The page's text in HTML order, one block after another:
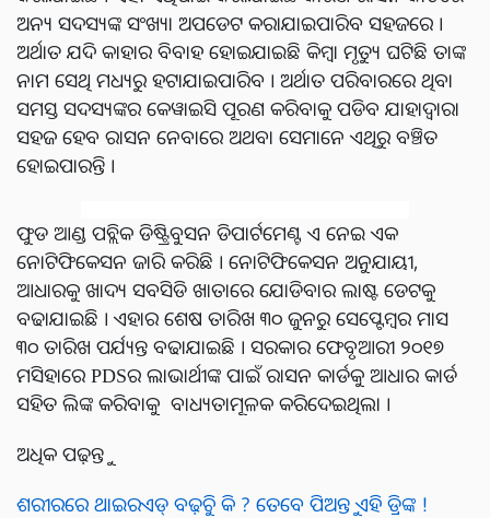
ଅନ୍ୟ ସଦସ୍ୟଙ୍କ ସଂଖ୍ୟା ଅପଡେଟ କରାଯାଇପାରିବ ସହଜରେ ।
ଅର୍ଥାତ ଯଦି କାହାର ବିବାହ ହୋଇଯାଇଛି କିମ୍ବା ମୃତ୍ୟୁ ଘଟିଛି ତାଙ୍କ
ନାମ ସେଥି ମଧ୍ୟରୁ ହଟାଯାଇପାରିବ । ଅର୍ଥାତ ପରିବାରରେ ଥିବା
ସମସ୍ତ ସଦସ୍ୟଙ୍କର କେୱାଇସି ପୂରଣ କରିବାକୁ ପଡିବ ଯାହାଦ୍ୱାରା
ସହଜ ହେବ ରାସନ ନେବାରେ ଅଥବା ସେମାନେ ଏଥିରୁ ବଞ୍ଚିତ
ହୋଇପାରନ୍ତି ।
ଫୁଡ ଆଣ୍ଡ ପବ୍ଲିକ ଡିଷ୍ଟ୍ରିବୁସନ ଡିପାର୍ଟମେଣ୍ଟ ଏ ନେଇ ଏକ
ନୋଟିଫିକେସନ ଜାରି କରିଛି । ନୋଟିଫିକେସନ ଅନୁଯାୟୀ,
ଆଧାରକୁ ଖାଦ୍ୟ ସବସିଡି ଖାତାରେ ଯୋଡିବାର ଲାଷ୍ଟ ଡେଟକୁ
ବଢାଯାଇଛି । ଏହାର ଶେଷ ତାରିଖ ୩୦ ଜୁନରୁ ସେପ୍ଟେମ୍ବର ମାସ
୩୦ ତାରିଖ ପର୍ଯ୍ୟନ୍ତ ବଢାଯାଇଛି । ସରକାର ଫେବୃଆରୀ ୨୦୧୭
ମସିହାରେ PDSର ଲାଭାର୍ଥୀଙ୍କ ପାଇଁ ରାସନ କାର୍ଡକୁ ଆଧାର କାର୍ଡ
ସହିତ ଲିଙ୍କ କରିବାକୁ ବାଧ୍ୟତାମୂଳକ କରିଦେଇଥିଲା ।
ଅଧିକ ପଢ଼ନ୍ତୁ
ଶରୀରରେ ଥାଇରଏଡ୍ ବଢ଼ୁଚି କି ? ତେବେ ପିଅନ୍ତୁ ଏହି ଡ୍ରିଙ୍କ !